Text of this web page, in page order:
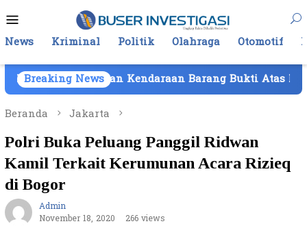
ke
kontenMobile
News Kriminal Politik Olahraga Otomotif
Breaking News
Kendaraan Barang Bukti Atas Nama PT Mitra
Beranda
Jakarta
Polri Buka Peluang Panggil Ridwan
Kamil Terkait Kerumunan Acara Rizieq
di Bogor
Admin
November 18, 2020
266 views